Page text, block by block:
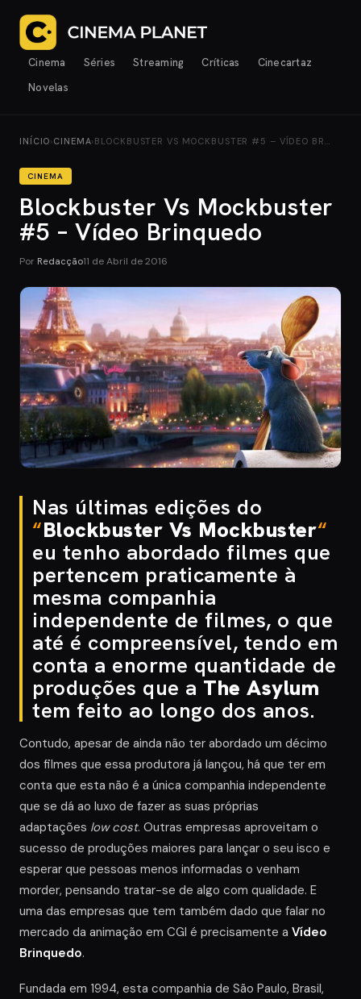
Cinema Séries Streaming Críticas
Cinecartaz
Novelas
INÍCIO› CINEMA› BLOCKBUSTER VS MOCKBUSTER #5 – VÍDEO BR…
CINEMA
Blockbuster Vs Mockbuster
#5 – Vídeo Brinquedo
Por Redacção11 de Abril de 2016
Nas últimas edições do
“Blockbuster Vs Mockbuster“
eu tenho abordado filmes que
pertencem praticamente à
mesma companhia
independente de filmes, o que
até é compreensível, tendo em
conta a enorme quantidade de
produções que a The Asylum
tem feito ao longo dos anos.
Contudo, apesar de ainda não ter abordado um décimo
dos filmes que essa produtora já lançou, há que ter em
conta que esta não é a única companhia independente
que se dá ao luxo de fazer as suas próprias
adaptações low cost. Outras empresas aproveitam o
sucesso de produções maiores para lançar o seu isco e
esperar que pessoas menos informadas o venham
morder, pensando tratar-se de algo com qualidade. E
uma das empresas que tem também dado que falar no
mercado da animação em CGI é precisamente a Vídeo
Brinquedo.
Fundada em 1994, esta companhia de São Paulo, Brasil,